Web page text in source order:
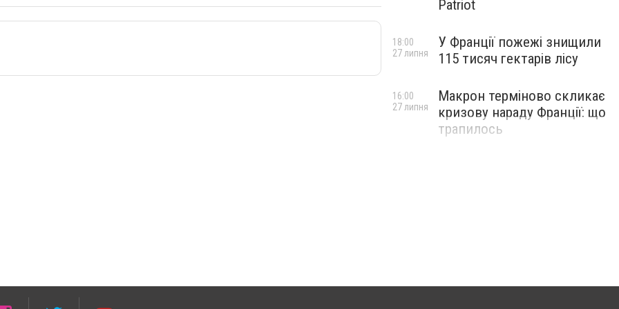
Patriot
У Франції пожежі знищили
115 тисяч гектарів лісу
18:00
27 липня
Макрон терміново скликає
кризову нараду Франції: що
трапилось
16:00
27 липня